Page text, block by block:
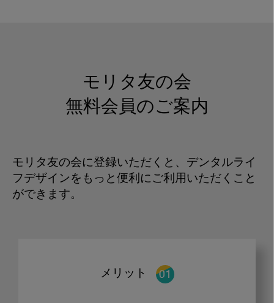
モリタ友の会
無料会員のご案内
モリタ友の会に登録いただくと、デンタルライ
フデザインをもっと便利にご利用いただくこと
ができます。
メリット